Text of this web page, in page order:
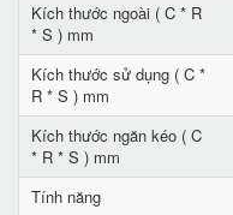
Kích thước ngoài ( C * R
* S ) mm
Kích thước sử dụng ( C *
R * S ) mm
Kích thước ngăn kéo ( C
* R * S ) mm
Tính năng